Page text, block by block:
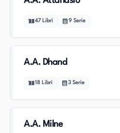
47 Libri 9 Serie
A.A. Dhand
18 Libri 3 Serie
A.A. Milne